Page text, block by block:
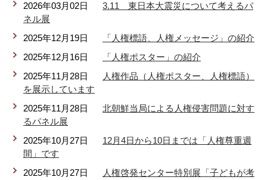
2026年03月02日
3.11 東日本大震災について考えるパ
ネル展
2025年12月19日
「人権標語、人権メッセージ」の紹介
2025年12月16日
「人権ポスター」の紹介
2025年11月28日
人権作品（人権ポスター、人権標語）
を展示しています
2025年11月28日
北朝鮮当局による人権侵害問題に対す
るパネル展
2025年10月27日
12月4日から10日までは「人権尊重週
間」です
2025年10月27日
人権啓発センター特別展「子どもが考